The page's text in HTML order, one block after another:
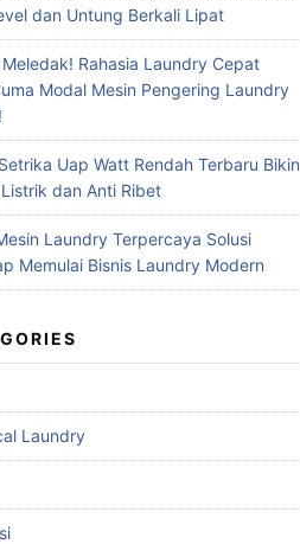
dan Untung Berkali Lipat
Rahasia Laundry Cepat
Modal Mesin Pengering Laundry
Uap Watt Rendah Terbaru Bikin
dan Anti Ribet
Laundry Terpercaya Solusi
Memulai Bisnis Laundry Modern
Laundry